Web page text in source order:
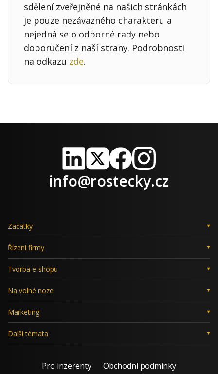
sdělení zveřejněné na našich stránkách
je pouze nezávazného charakteru a
nejedná se o odborné rady nebo
doporučení z naší strany. Podrobnosti
na odkazu zde.
LinkedIn
X FacebookInstagram
info@rostecky.cz
Začátky
Řízení firmy
Tvorba e-shopu
Na volné noze
Marketing
Další témata
Pro inzerenty Obchodní podmínky